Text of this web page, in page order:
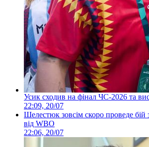
Усик сходив на фінал ЧС-2026 та
22:09, 20/07
Шелестюк зовсім скоро проведе
від WBO
22:06, 20/07